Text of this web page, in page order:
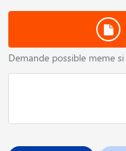
Demande possible meme